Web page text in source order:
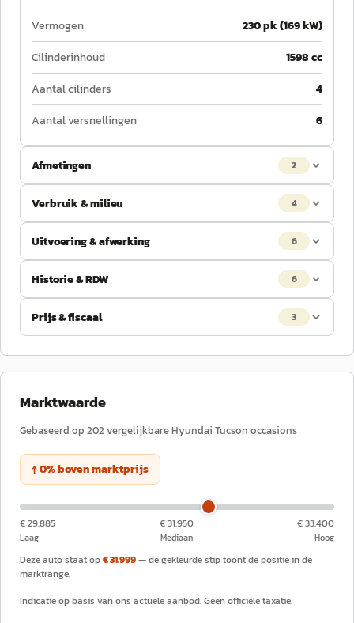
Vermogen
230 pk (169 kW)
Cilinderinhoud
1598 cc
Aantal cilinders
4
Aantal versnellingen
6
Afmetingen 2
Verbruik & milieu 4
Uitvoering & afwerking 6
Historie & RDW 6
Prijs & fiscaal 3
Marktwaarde
Gebaseerd op 202 vergelijkbareHyundai Tucson occasions
↑0%bovenmarktprijs
€ 29.885
Laag
€ 31.950
Mediaan
€ 33.400
Hoog
Deze auto staat op€ 31.999— de gekleurde stip toont de positie in de
marktrange.
Indicatie op basis van ons actuele aanbod. Geen officiële taxatie.